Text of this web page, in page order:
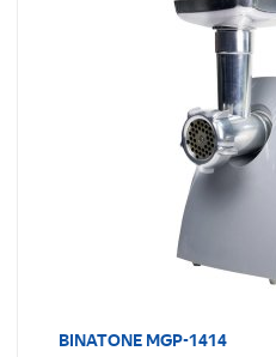
BINATONE MGP-1414